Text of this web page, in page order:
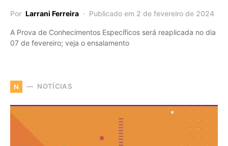
Por Larrani Ferreira Publicado em 2 de fevereiro de 2024
A Prova de Conhecimentos Específicos será reaplicada no dia
07 de fevereiro; veja o ensalamento
N NOTÍCIAS